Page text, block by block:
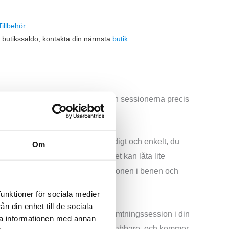
Om
för sociala medier
din enhet till de sociala
informationen med annan
kontakta din närmsta butik.
frihet att styra massagen och sessionerna precis
exakt efter dina önskemål.
ben. Systemet är väldigt smidigt och enkelt, du
luftkompressionsmassage. Det kan låta lite
det ökar blodcirkulationen i benen och
kan du integrera din återhämtningssession i din